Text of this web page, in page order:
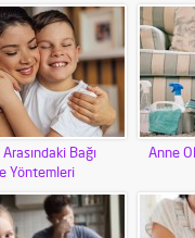
Bağı
Yöntemleri
Anne